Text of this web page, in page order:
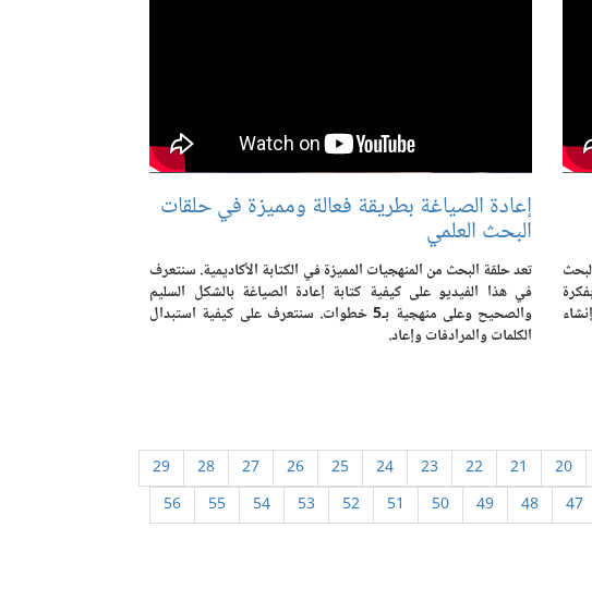
إعادة الصياغة بطريقة فعالة ومميزة في حلقات
البحث العلمي
تعد حلقة البحث من المنهجيات المميزة في الكتابة الأكاديمية. سنتعرف
في هذا الفيديو على كيفية كتابة إعادة الصياغة بالشكل السليم
والصحيح وعلى منهجية بـ5 خطوات. سنتعرف على كيفية استبدال
الكلمات والمرادفات وإعاد.
20
21
22
23
24
25
26
27
28
29
47
48
49
50
51
52
53
54
55
56